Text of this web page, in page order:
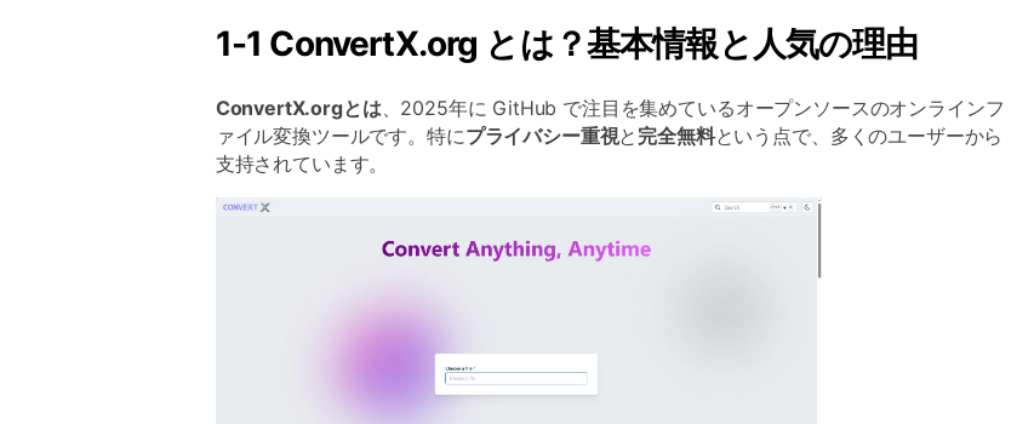
1-1 ConvertX.org とは？基本情報と人気の理由
ConvertX.orgとは、2025年に GitHub で注目を集めているオープンソースのオンラインフ
ァイル変換ツールです。特にプライバシー重視と 完全無料という点で、多くのユーザーから
支持されています。